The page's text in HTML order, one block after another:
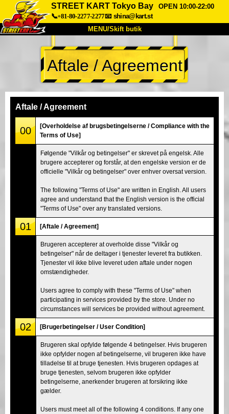
STREET KART Tokyo Bay
OPEN 10:00-22:00
📞+81-80-2277-2277📧 shina@kart.st
MENU/Skift butik
TOP
Om Specifikationer Pris
Virksomhed
Tokyo Shinagawa
Tokyo Akihabara#2 Tokyo Shibuya
Tokyo Shibuya Annex Tokyo Bay
Tokyo Asakusa Osaka
Okinawa
Aftale / Agreement
Aftale / Agreement
00
[Overholdelse af brugsbetingelserne / Compliance with the
Terms of Use]
Følgende "Vilkår og betingelser" er skrevet på engelsk. Alle
brugere accepterer og forstår, at den engelske version er de
officielle "Vilkår og betingelser" over enhver oversat version.
The following "Terms of Use" are written in English. All users
agree and understand that the English version is the official
"Terms of Use" over any translated versions.
01 [Aftale / Agreement]
Brugeren accepterer at overholde disse "Vilkår og
betingelser" når de deltager i tjenester leveret fra butikken.
Tjenester vil ikke blive leveret uden aftale under nogen
omstændigheder.
Users agree to comply with these "Terms of Use" when
participating in services provided by the store. Under no
circumstances will services be provided without agreement.
02 [Brugerbetingelser / User Condition]
Brugeren skal opfylde følgende 4 betingelser. Hvis brugeren
ikke opfylder nogen af betingelserne, vil brugeren ikke have
tilladelse til at bruge tjenesten. Hvis brugeren opdages at
bruge tjenesten, selvom brugeren ikke opfylder
betingelserne, anerkender brugeren at forsikring ikke
gælder.
Users must meet all of the following 4 conditions. If any one